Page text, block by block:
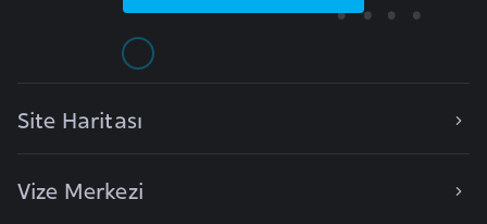
Site Haritası
Vize Merkezi
t
a